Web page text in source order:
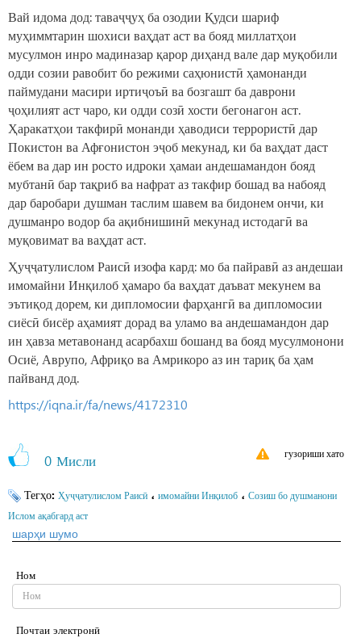
Вай идома дод: таваҷҷуҳ ба озодии Қудси шариф
муҳиммтарин шохиси ваҳдат аст ва бояд миллатҳои
мусулмон инро мадиназар қарор диҳанд вале дар муқобили
одди созии равобит бо режими саҳюнистӣ ҳамонанди
паймудани масири иртиҷоъӣ ва бозгашт ба даврони
ҷоҳилият аст чаро, ки одди созӣ хости бегонагон аст.
Ҳаракатҳои такфирӣ монанди ҳаводиси террористӣ дар
Покистон ва Афғонистон эҷоб мекунад, ки ба ваҳдат даст
ёбем ва дар ин росто идроки ҳамаи андешамандон бояд
мубтанӣ бар тақриб ва нафрат аз такфир бошад ва набояд
дар баробари душман таслим шавем ва бидонем ончи, ки
душманро водор ба ақибнишинӣ мекунад истодагӣ ва
муқовимат ва ваҳдат аст.
Ҳуҷҷатулислом Раисӣ изофа кард: мо ба пайравӣ аз андешаи
имомайни Инқилоб ҳамаро ба ваҳдат даъват мекунем ва
эътиқод дорем, ки дипломосии фарҳангӣ ва дипломосии
сиёсӣ бисёр аҳамият дорад ва уламо ва андешамандон дар
ин ҳавза метавонанд асарбахш бошанд ва бояд мусулмонони
Осиё, Аврупо, Африқо ва Амрикоро аз ин тариқ ба ҳам
пайванд дод.
https://iqna.ir/fa/news/4172310
0 Мисли гузориши хато
Тегҳо: Ҳуҷҷатулислом Раисӣ ، имомайни Инқилоб ، Созиш бо душманони
Ислом ақабгард аст
шарҳи шумо
Ном
Почтаи электронӣ